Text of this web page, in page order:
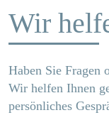
Wir
Haben Sie Fragen
Wir helfen Ihnen
persönliches